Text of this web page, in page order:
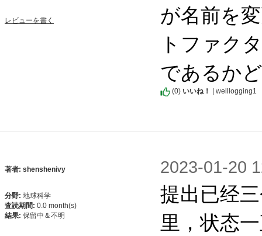
レビューを書く
が名前を
トファク
であるか
(0) いいね！ | welllogging1
著者: shenshenivy
分野: 地球科学
査読期間: 0.0 month(s)
結果: 保留中＆不明
2023-01-20
提出已经
里，状态